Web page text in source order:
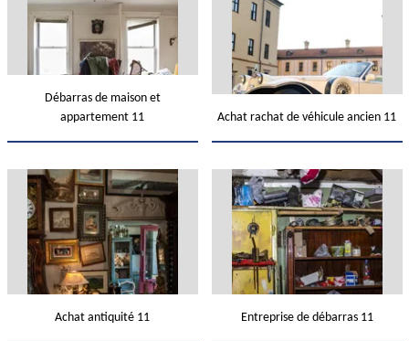
Débarras de maison et
appartement 11
Achat rachat de véhicule ancien 11
Achat antiquité 11 Entreprise de débarras 11